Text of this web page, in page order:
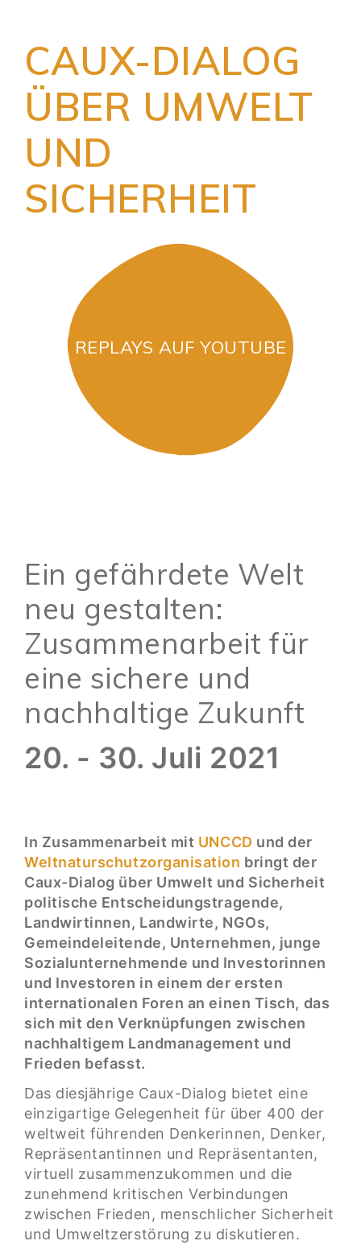
CAUX-DIALOG
ÜBER UMWELT
UND
SICHERHEIT
REPLAYS AUF YOUTUBE
Ein gefährdete Welt
neu gestalten:
Zusammenarbeit für
eine sichere und
nachhaltige Zukunft
20. - 30. Juli 2021
In Zusammenarbeit mit UNCCD und der
Weltnaturschutzorganisation bringt der
Caux-Dialog über Umwelt und Sicherheit
politische Entscheidungstragende,
Landwirtinnen, Landwirte, NGOs,
Gemeindeleitende, Unternehmen, junge
Sozialunternehmende und Investorinnen
und Investoren in einem der ersten
internationalen Foren an einen Tisch, das
sich mit den Verknüpfungen zwischen
nachhaltigem Landmanagement und
Frieden befasst.
Das diesjährige Caux-Dialog bietet eine
einzigartige Gelegenheit für über 400 der
weltweit führenden Denkerinnen, Denker,
Repräsentantinnen und Repräsentanten,
virtuell zusammenzukommen und die
zunehmend kritischen Verbindungen
zwischen Frieden, menschlicher Sicherheit
und Umweltzerstörung zu diskutieren.